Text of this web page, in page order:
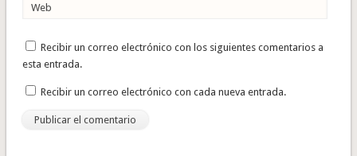
Web
Recibir un correo electrónico con los siguientes comentarios a
esta entrada.
Recibir un correo electrónico con cada nueva entrada.